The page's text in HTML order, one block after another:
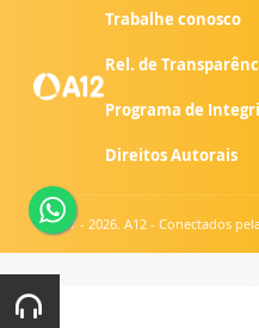
Trabalhe conosco
Rel. de
Programa de
Direitos Autorais
© 2007 - 2026. A12 - Conectados